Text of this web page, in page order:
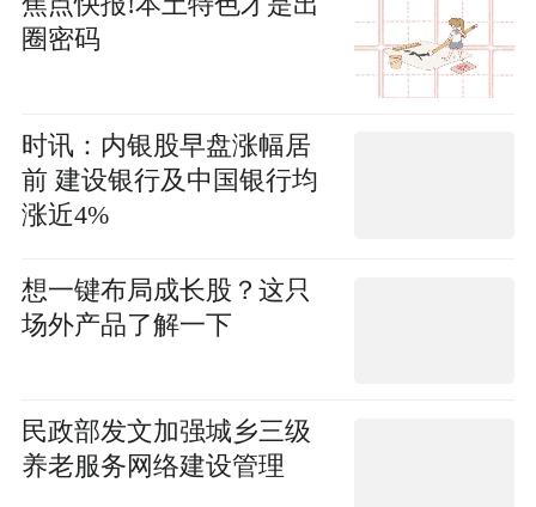
圈密码
时讯：内银股早盘涨幅居
前 建设银行及中国银行均
涨近4%
想一键布局成长股？这只
场外产品了解一下
民政部发文加强城乡三级
养老服务网络建设管理